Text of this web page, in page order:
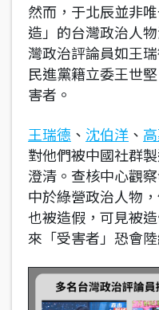
然而，于北辰並非
造」的台灣政治人
灣政治評論員如王
民進黨籍立委王世
害者。
王瑞德 、 沈伯洋 、
對他們被中國社群
澄清。查核中心觀
中於綠營政治人物
也被造假，可見被
來「受害者」恐會